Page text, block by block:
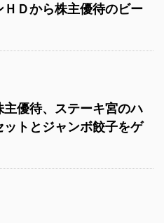
ＨＤから株主優待のビー
主優待、ステーキ宮のハ
ットとジャンボ餃子をゲ